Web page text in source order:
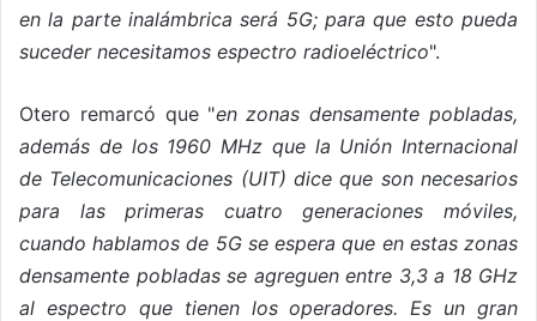
en la parte inalámbrica será 5G; para que esto pueda
suceder necesitamos espectro radioeléctrico".
Otero remarcó que "en zonas densamente pobladas,
además de los 1960 MHz que la Unión Internacional
de Telecomunicaciones (UIT) dice que son necesarios
para las primeras cuatro generaciones móviles,
cuando hablamos de 5G se espera que en estas zonas
densamente pobladas se agreguen entre 3,3 a 18 GHz
al espectro que tienen los operadores. Es un gran